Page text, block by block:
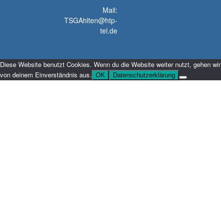
Mail:
TSGAhlten@htp-
tel.de
Diese Website benutzt Cookies. Wenn du die Website weiter nutzt, gehen wir
von deinem Einverständnis aus. OK Datenschutzerklärung